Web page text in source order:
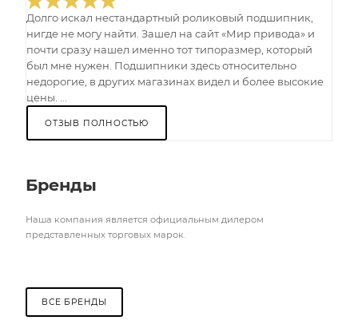
Долго искал нестандартный роликовый подшипник,
нигде не могу найти. Зашел на сайт «Мир привода» и
почти сразу нашел именно тот типоразмер, который
был мне нужен. Подшипники здесь относительно
недорогие, в других магазинах видел и более высокие
цены. ...
ОТЗЫВ ПОЛНОСТЬЮ
Бренды
Наша компания является официальным дилером
представленных торговых марок.
ВСЕ БРЕНДЫ